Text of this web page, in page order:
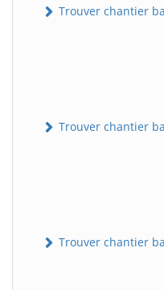
Trouver chantier
Trouver chantier
Trouver chantier